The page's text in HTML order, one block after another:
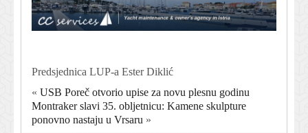
Predsjednica LUP-a Ester Diklić
« USB Poreč otvorio upise za novu plesnu godinu
Montraker slavi 35. obljetnicu: Kamene skulpture
ponovno nastaju u Vrsaru »